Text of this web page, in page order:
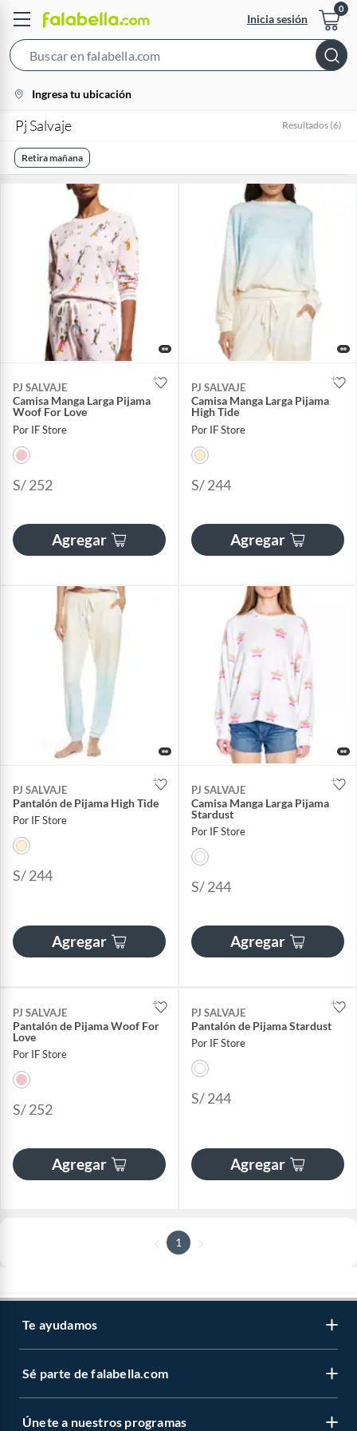
Inicia sesión
Bar
location-
icon
Ingresa tu ubicación
Pj Salvaje Resultados (6)
Retira mañana
PJ SALVAJE
Camisa Manga Larga Pijama
Woof For Love
Por IF Store
S/ 252
Agregar
PJ SALVAJE
Camisa Manga Larga Pijama
High Tide
Por IF Store
S/ 244
Agregar
PJ SALVAJE
Pantalón de Pijama High Tide
Por IF Store
S/ 244
Agregar
PJ SALVAJE
Camisa Manga Larga Pijama
Stardust
Por IF Store
S/ 244
Agregar
PJ SALVAJE
Pantalón de Pijama Woof For
Love
Por IF Store
S/ 252
Agregar
PJ SALVAJE
Pantalón de Pijama Stardust
Por IF Store
S/ 244
Agregar
1
Te ayudamos
Sé parte de falabella.com
Únete a nuestros programas